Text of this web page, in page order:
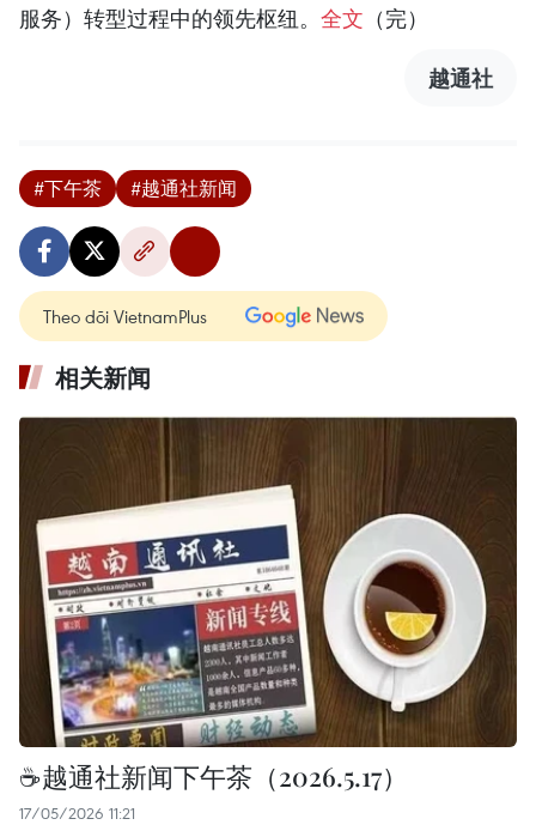
服务）转型过程中的领先枢纽。 全文 （完）
越通社
#下午茶 #越通社新闻
Theo dõi VietnamPlus
相关新闻
☕️越通社新闻下午茶（2026.5.17）
17/05/2026 11:21